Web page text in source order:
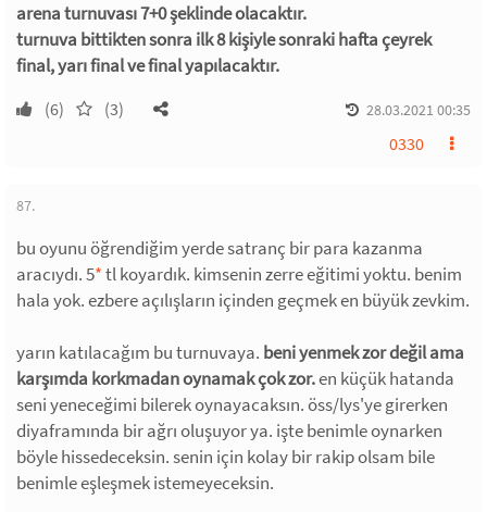
arena turnuvası 7+0 şeklinde olacaktır.
turnuva bittikten sonra ilk 8 kişiyle sonraki hafta çeyrek
final, yarı final ve final yapılacaktır.
(6) (3) 28.03.2021 00:35
0330
87.
bu oyunu öğrendiğim yerde satranç bir para kazanma
aracıydı. 5*tl koyardık. kimsenin zerre eğitimi yoktu. benim
hala yok. ezbere açılışların içinden geçmek en büyük zevkim.
yarın katılacağım bu turnuvaya. beni yenmek zor değil ama
karşımda korkmadan oynamak çok zor.en küçük hatanda
seni yeneceğimi bilerek oynayacaksın. öss/lys'ye girerken
diyaframında bir ağrı oluşuyor ya. işte benimle oynarken
böyle hissedeceksin. senin için kolay bir rakip olsam bile
benimle eşleşmek istemeyeceksin.